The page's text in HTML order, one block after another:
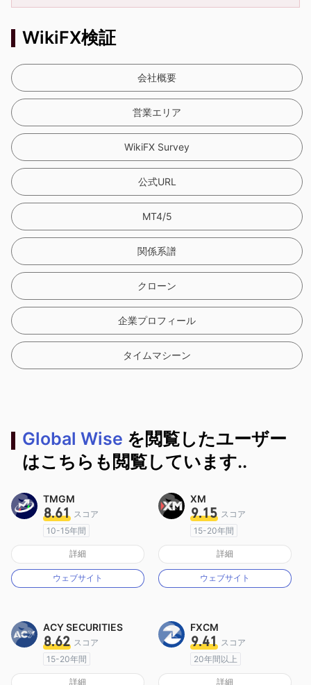
WikiFX検証
会社概要
営業エリア
WikiFX Survey
公式URL
MT4/5
関係系譜
クローン
企業プロフィール
タイムマシーン
Global Wise を閲覧したユーザー
はこちらも閲覧しています..
TMGM
8.61 スコア
10-15年間
オーストラリア規制
マーケットメイキングライセンス（MM）
MT4フルライセンス
詳細
ウェブサイト
XM
9.15 スコア
15-20年間
オーストラリア規制
マーケットメイキングライセンス（MM）
MT4フルライセンス
詳細
ウェブサイト
ACY SECURITIES
8.62 スコア
15-20年間
オーストラリア規制
詳細
FXCM
9.41 スコア
20年間以上
オーストラリア規制
詳細